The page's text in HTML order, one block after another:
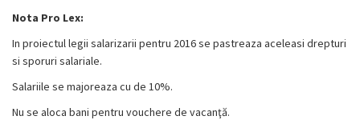
Nota Pro Lex:
In proiectul legii salarizarii pentru 2016 se pastreaza aceleasi drepturi
si sporuri salariale.
Salariile se majoreaza cu de 10%.
Nu se aloca bani pentru vouchere de vacanţă.